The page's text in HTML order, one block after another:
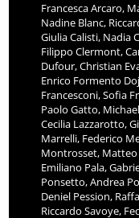
Francesca Arcaro,
Nadine Blanc,
Giulia Calisti, Nadia
Filippo Clermont,
Dufour, Christian
Enrico Formento
Francesconi, Sofia
Paolo Gatto,
Cecilia Lazzarotto,
Marrelli, Federico
Montrosset, Matteo
Emiliano Pala,
Ponsetto, Andrea
Deniel Pession,
Riccardo Savoye,